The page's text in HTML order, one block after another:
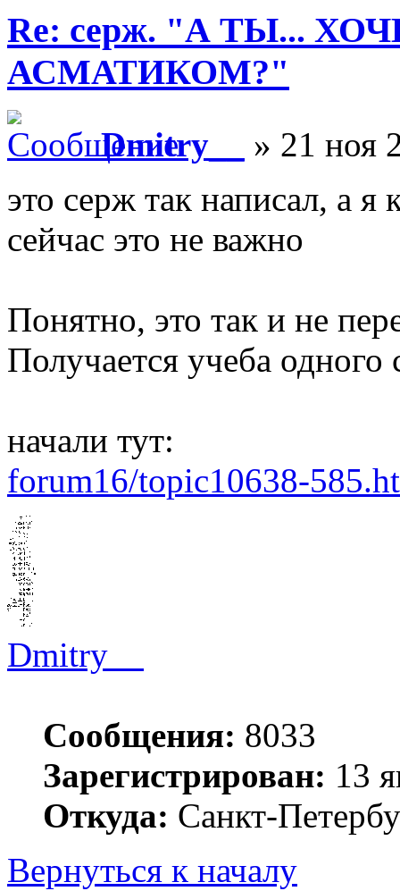
Re: серж. "А ТЫ...
АСМАТИКОМ?"
Dmitry__
» 21 ноя
это серж так написал, а я
сейчас это не важно
Понятно, это так и не
Получается учеба
начали тут:
forum16/topic10638-
Dmitry__
Сообщения: 8033
Зарегистрирован: 13
Откуда: Санкт-
Вернуться к началу